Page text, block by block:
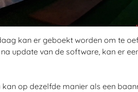
kan er geboekt worden om te
na update van de software, kan er
kan op dezelfde manier als een